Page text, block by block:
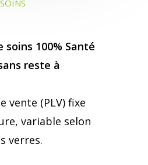
soins 100% Santé
reste à
vente (PLV) fixe
variable selon
verres.
Assurance Maintien
revenus
Assurance de Prêt
Mutuelles pour les
100% Santé
auto
Bien choisir votre